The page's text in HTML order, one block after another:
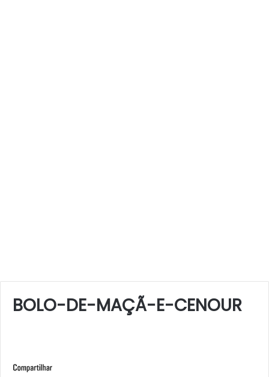
BOLO-DE-MAÇÃ-E-CENOUR